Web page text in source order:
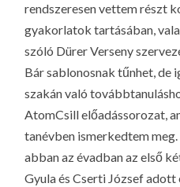
rendszeresen vettem részt
gyakorlatok tartásában,
szóló Dürer Verseny
Bár sablonosnak tűnhet, de
szakán való
AtomCsill előadássorozat,
tanévben ismerkedtem
abban az évadban az első
Gyula és Cserti József